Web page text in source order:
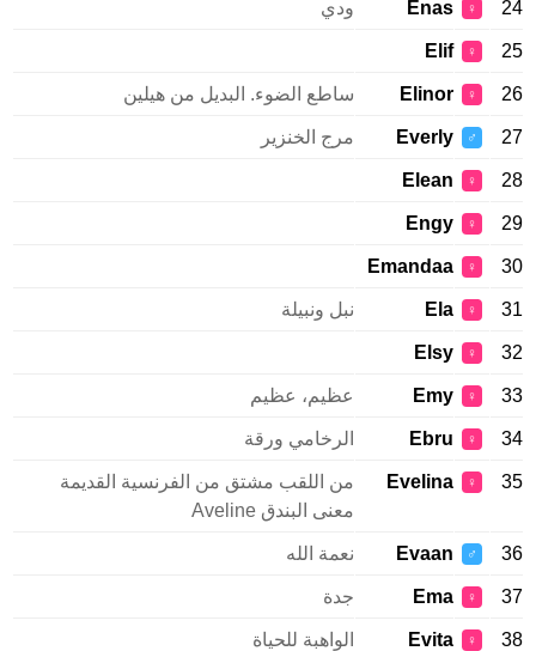
♀
Enas ودي
♀
Elif
♀
Elinor ساطع الضوء. البديل من هيلين
♂
Everly مرج الخنزير
♀
Elean
♀
Engy
♀
Emandaa
♀
Ela نبل ونبيلة
♀
Elsy
♀
Emy عظيم، عظيم
♀
Ebru الرخامي ورقة
♀
Evelina
من اللقب مشتق من الفرنسية القديمة
معنى البندق Aveline
♂
Evaan نعمة الله
♀
Ema
♀
Evita الواهبة للحياة